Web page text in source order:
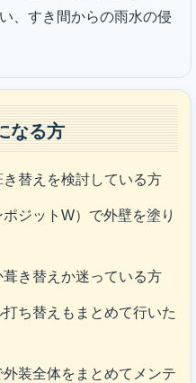
、すき間からの雨水の侵
なる方
替えを検討している方
ジットW）で外壁を塗り
き替えか迷っている方
ち替えもまとめて行いた
装全体をまとめてメンテ